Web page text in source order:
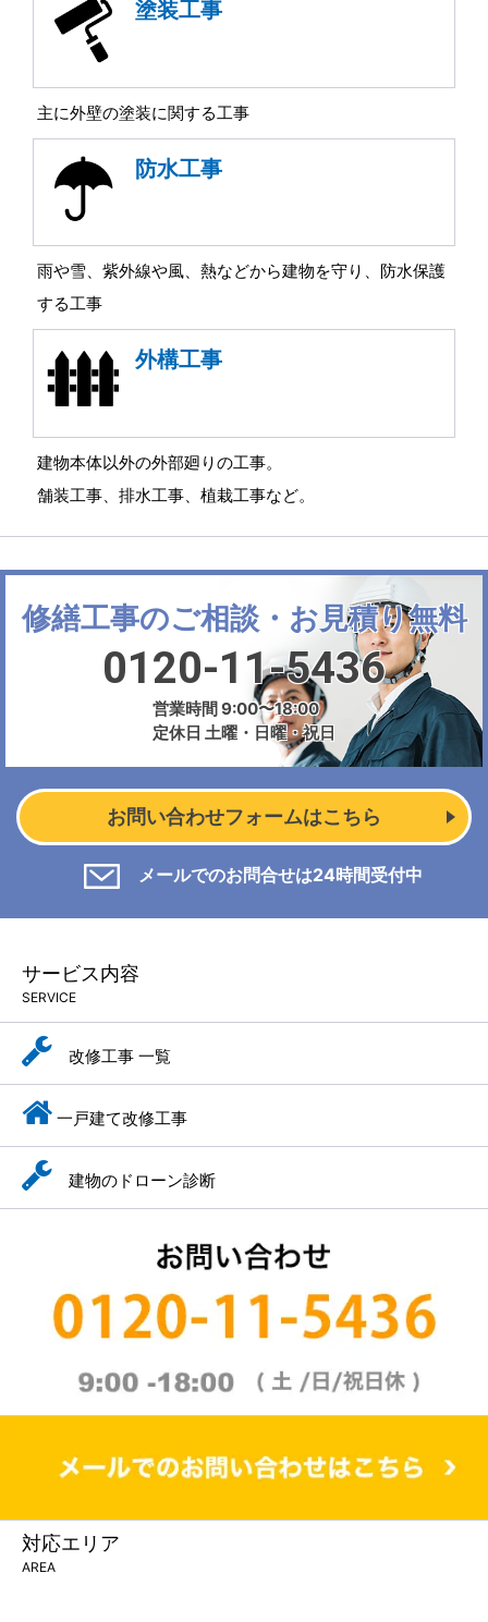
塗装工事
主に外壁の塗装に関する工事
防水工事
雨や雪、紫外線や風、熱などから建物を守り、防水保護
する工事
外構工事
建物本体以外の外部廻りの工事。
舗装工事、排水工事、植栽工事など。
修繕工事のご相談・お見積り無料
0120-11-5436
営業時間 9:00〜18:00
定休日 土曜・日曜・祝日
お問い合わせフォームはこちら
メールでのお問合せは24時間受付中
サービス内容
SERVICE
改修工事 一覧
一戸建て改修工事
建物のドローン診断
対応エリア
AREA